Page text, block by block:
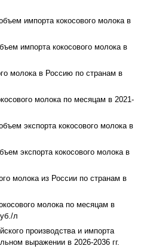
импорта кокосового молока в
импорта кокосового молока в
молока в Россию по странам в
молока по месяцам в 2021-
экспорта кокосового молока в
экспорта кокосового молока в
молока из России по странам в
молока по месяцам в
л
производства и импорта
выражении в 2026-2036 гг.